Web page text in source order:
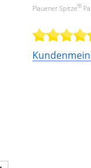
Plauener Spitze®